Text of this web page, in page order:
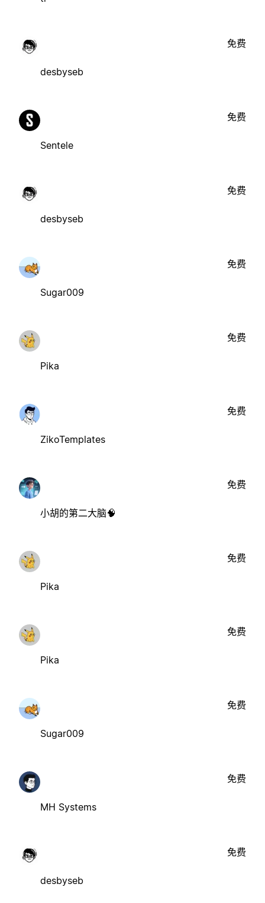
desbyseb
免费
Sentele
免费
desbyseb
免费
Sugar009
免费
Pika
免费
ZikoTemplates
免费
小胡的第二大脑🧠
免费
Pika
免费
Pika
免费
Sugar009
免费
MH Systems
免费
desbyseb
免费